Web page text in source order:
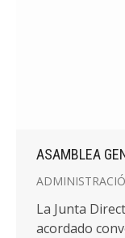
ASAMBLEA
La Junta
acordado